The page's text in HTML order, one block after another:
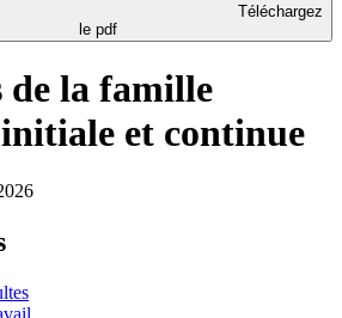
Téléchargez
le pdf
de la famille
et continue